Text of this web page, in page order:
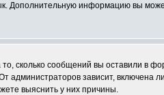
Дополнительную информацию вы
сколько сообщений вы оставили в
зависит, включена
выяснить у них причины.